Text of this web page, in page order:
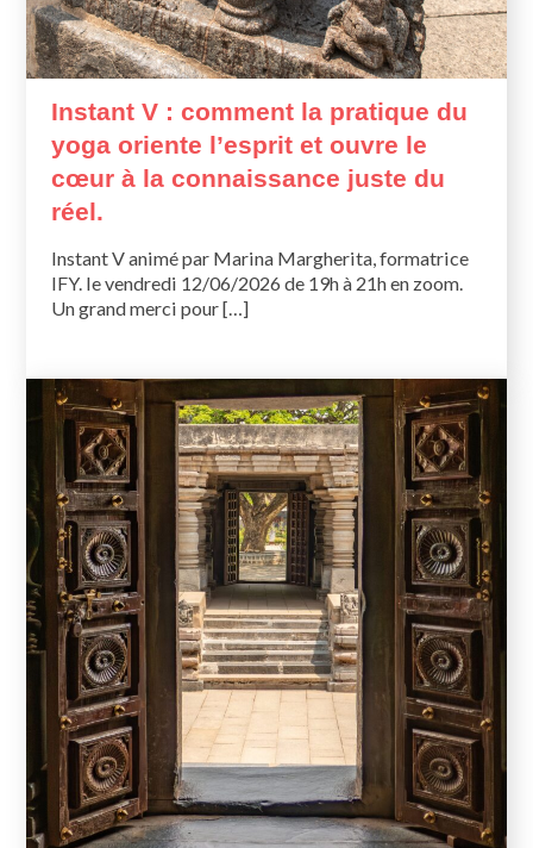
Instant V : comment la pratique du
yoga oriente l’esprit et ouvre le
cœur à la connaissance juste du
réel.
Instant V animé par Marina Margherita, formatrice
IFY. le vendredi 12/06/2026 de 19h à 21h en zoom.
Un grand merci pour […]